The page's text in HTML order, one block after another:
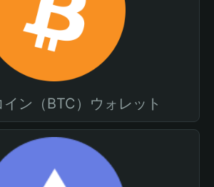
イン（BTC）ウォレット